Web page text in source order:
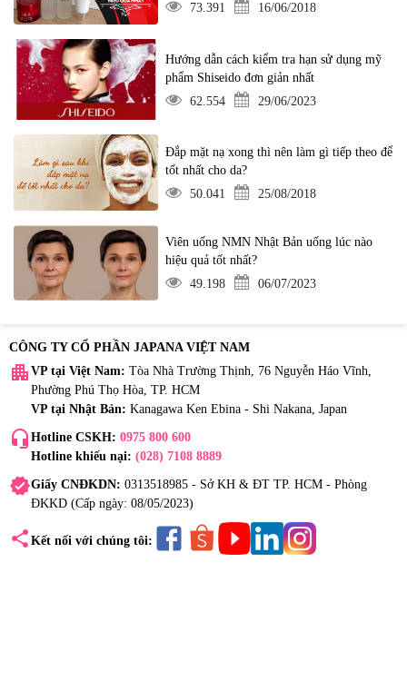
73.391
16/06/2018
Hướng dẫn cách kiểm tra hạn sử dụng mỹ
phẩm Shiseido đơn giản nhất
62.554
29/06/2023
Đắp mặt nạ xong thì nên làm gì tiếp theo để
tốt nhất cho da?
50.041
25/08/2018
Viên uống NMN Nhật Bản uống lúc nào
hiệu quả tốt nhất?
49.198
06/07/2023
CÔNG TY CỔ PHẦN JAPANA VIỆT NAM
apartment VP tại Việt Nam: Tòa Nhà Trường Thịnh, 76 Nguyễn Háo Vĩnh,
Phường Phú Thọ Hòa, TP. HCM
VP tại Nhật Bản: Kanagawa Ken Ebina - Shi Nakana, Japan
headset_mic Hotline CSKH: 0975 800 600
Hotline khiếu nại: (028) 7108 8889
verifiedGiấy CNĐKDN: 0313518985 - Sở KH & ĐT TP. HCM - Phòng
ĐKKD (Cấp ngày: 08/05/2023)
share Kết nối với chúng tôi: